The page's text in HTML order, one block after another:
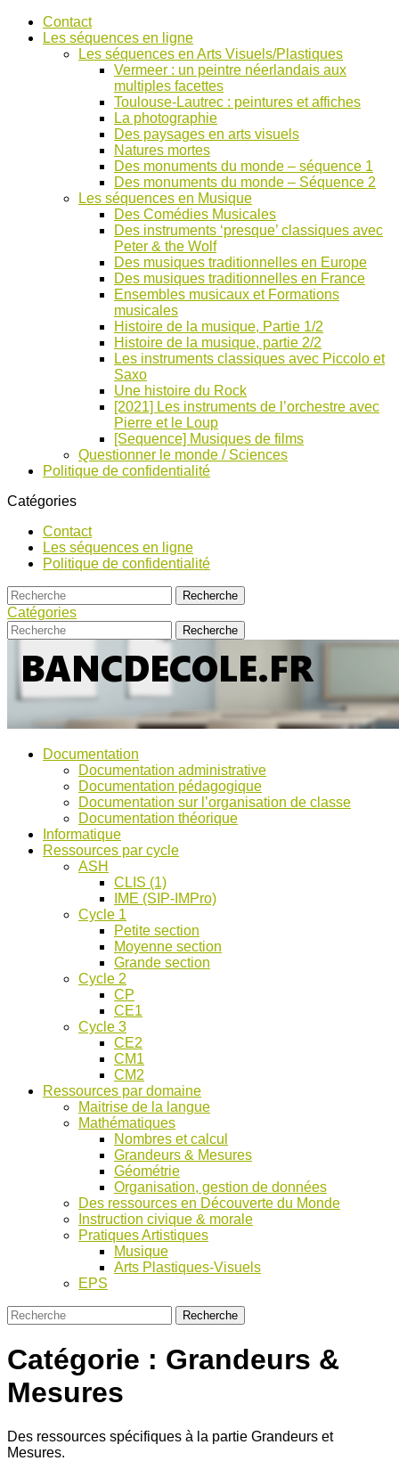
AccéderContact
Les séquences en ligne
Les séquences en Arts Visuels/Plastiques
Vermeer : un peintre néerlandais aux
multiples facettes
Toulouse-Lautrec : peintures et affiches
La photographie
Des paysages en arts visuels
Natures mortes
Des monuments du monde – séquence 1
Des monuments du monde – Séquence 2
Les séquences en Musique
Des Comédies Musicales
Des instruments ‘presque’ classiques avec
Peter & the Wolf
Des musiques traditionnelles en Europe
Des musiques traditionnelles en France
Ensembles musicaux et Formations
musicales
Histoire de la musique, Partie 1/2
Histoire de la musique, partie 2/2
Les instruments classiques avec Piccolo et
Saxo
Une histoire du Rock
[2021] Les instruments de l’orchestre avec
Pierre et le Loup
[Sequence] Musiques de films
Questionner le monde / Sciences
Politique de confidentialité
Catégories
Contact
Les séquences en ligne
Politique de confidentialité
Catégories
Bancs
d’Ecole
pour
discussions
Documentation
Documentation administrative
Documentation pédagogique
Documentation sur l’organisation de classe
Documentation théorique
Informatique
Ressources par cycle
ASH
CLIS (1)
IME (SIP-IMPro)
Cycle 1
Petite section
Moyenne section
Grande section
Cycle 2
CP
CE1
Cycle 3
CE2
CM1
CM2
Ressources par domaine
Maitrise de la langue
Mathématiques
Nombres et calcul
Grandeurs & Mesures
Géométrie
Organisation, gestion de données
Des ressources en Découverte du Monde
Instruction civique & morale
Pratiques Artistiques
Musique
Arts Plastiques-Visuels
EPS
Catégorie : Grandeurs &
Mesures
Des ressources spécifiques à la partie Grandeurs et
Mesures.